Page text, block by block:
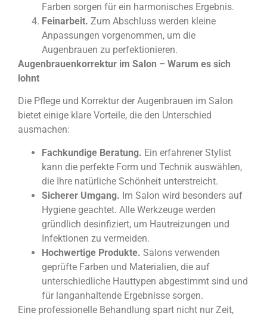
Farben sorgen für ein harmonisches Ergebnis.
Feinarbeit. Zum Abschluss werden kleine
Anpassungen vorgenommen, um die
Augenbrauen zu perfektionieren.
Augenbrauenkorrektur im Salon – Warum es sich
lohnt
Die Pflege und Korrektur der Augenbrauen im Salon
bietet einige klare Vorteile, die den Unterschied
ausmachen:
Fachkundige Beratung. Ein erfahrener Stylist
kann die perfekte Form und Technik auswählen,
die Ihre natürliche Schönheit unterstreicht.
Sicherer Umgang. Im Salon wird besonders auf
Hygiene geachtet. Alle Werkzeuge werden
gründlich desinfiziert, um Hautreizungen und
Infektionen zu vermeiden.
Hochwertige Produkte. Salons verwenden
geprüfte Farben und Materialien, die auf
unterschiedliche Hauttypen abgestimmt sind und
für langanhaltende Ergebnisse sorgen.
Eine professionelle Behandlung spart nicht nur Zeit,